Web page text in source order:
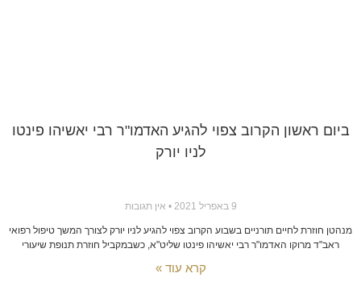
ביום ראשון הקרוב צפוי להגיע האדמו"ר רבי יאשיהו פינטו
לניו יורק
9 באפריל 2021 אין תגובות
מנהטן חוזרת לחיים תורניים בשבוע הקרוב צפוי להגיע לניו יורק לצורך המשך טיפול רפואי
ראב"ד מרוקו האדמו"ר רבי יאשיהו פינטו שליט"א, כשבמקביל חוזרת תנופת שיעורי
קרא עוד »